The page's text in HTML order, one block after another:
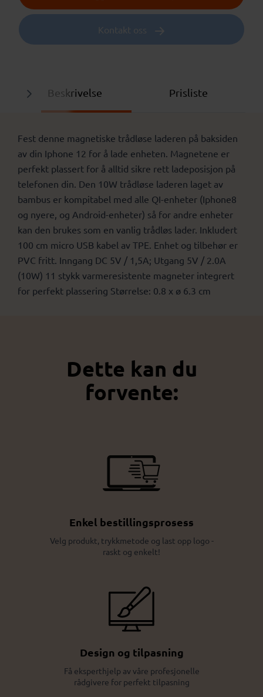
Kontakt oss
Beskrivelse Prisliste
Fest denne magnetiske trådløse laderen på baksiden
av din Iphone 12 for å lade enheten. Magnetene er
perfekt plassert for å alltid sikre rett ladeposisjon på
telefonen din. Den 10W trådløse laderen laget av
bambus er kompitabel med alle QI-enheter (Iphone8
og nyere, og Android-enheter) så for andre enheter
kan den brukes som en vanlig trådløs lader. Inkludert
100 cm micro USB kabel av TPE. Enhet og tilbehør er
PVC fritt. Inngang DC 5V / 1,5A; Utgang 5V / 2.0A
(10W) 11 stykk varmeresistente magneter integrert
for perfekt plassering Størrelse: 0.8 x ø 6.3 cm
Dette kan du
forvente:
Enkel bestillingsprosess
Velg produkt, trykkmetode og last opp logo -
raskt og enkelt!
Design og tilpasning
Få eksperthjelp av våre profesjonelle
rådgivere for perfekt tilpasning